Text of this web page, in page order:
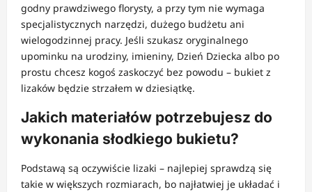
godny prawdziwego florysty, a przy tym nie wymaga
specjalistycznych narzędzi, dużego budżetu ani
wielogodzinnej pracy. Jeśli szukasz oryginalnego
upominku na urodziny, imieniny, Dzień Dziecka albo po
prostu chcesz kogoś zaskoczyć bez powodu – bukiet z
lizaków będzie strzałem w dziesiątkę.
Jakich materiałów potrzebujesz do
wykonania słodkiego bukietu?
Podstawą są oczywiście lizaki – najlepiej sprawdzą się
takie w większych rozmiarach, bo najłatwiej je układać i